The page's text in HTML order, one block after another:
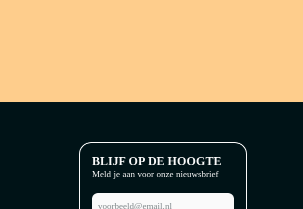
BLIJF OP DE HOOGTE
Meld je aan voor onze nieuwsbrief